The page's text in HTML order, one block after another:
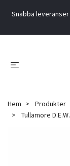
Snabba
Hem
Produkter
Tullamore